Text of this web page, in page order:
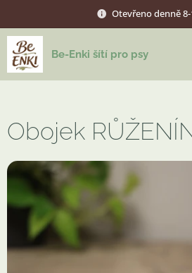
Otevřeno denně
Be-Enki šítí pro psy
Obojek